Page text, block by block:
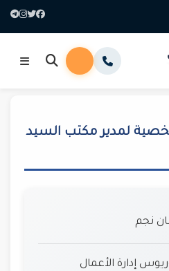
لمدير مكتب السيد
نجم
إدارة الأعمال